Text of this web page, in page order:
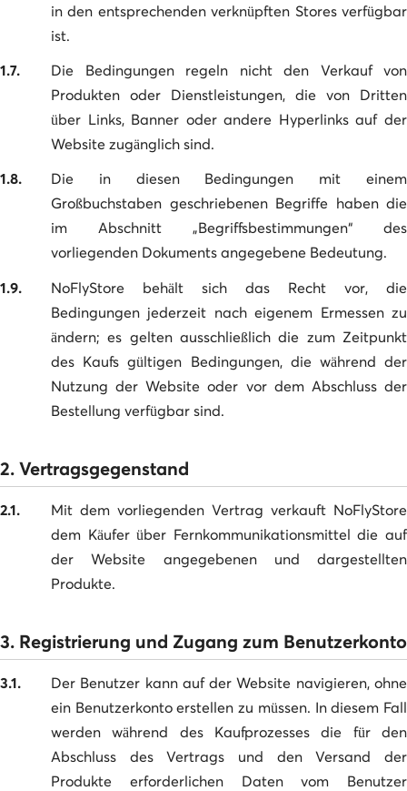
in den entsprechenden verknüpften Stores verfügbar
ist.
1.7.
Die Bedingungen regeln nicht den Verkauf von
Produkten oder Dienstleistungen, die von Dritten
über Links, Banner oder andere Hyperlinks auf der
Website zugänglich sind.
1.8.
Die in diesen Bedingungen mit einem
Großbuchstaben geschriebenen Begriffe haben die
im Abschnitt „Begriffsbestimmungen“ des
vorliegenden Dokuments angegebene Bedeutung.
1.9.
NoFlyStore behält sich das Recht vor, die
Bedingungen jederzeit nach eigenem Ermessen zu
ändern; es gelten ausschließlich die zum Zeitpunkt
des Kaufs gültigen Bedingungen, die während der
Nutzung der Website oder vor dem Abschluss der
Bestellung verfügbar sind.
2. Vertragsgegenstand
2.1.
Mit dem vorliegenden Vertrag verkauft NoFlyStore
dem Käufer über Fernkommunikationsmittel die auf
der Website angegebenen und dargestellten
Produkte.
3. Registrierung und Zugang zum Benutzerkonto
3.1.
Der Benutzer kann auf der Website navigieren, ohne
ein Benutzerkonto erstellen zu müssen. In diesem Fall
werden während des Kaufprozesses die für den
Abschluss des Vertrags und den Versand der
Produkte erforderlichen Daten vom Benutzer